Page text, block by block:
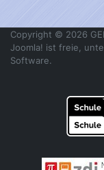
Copyright © 2026
Joomla! ist freie,
Software.